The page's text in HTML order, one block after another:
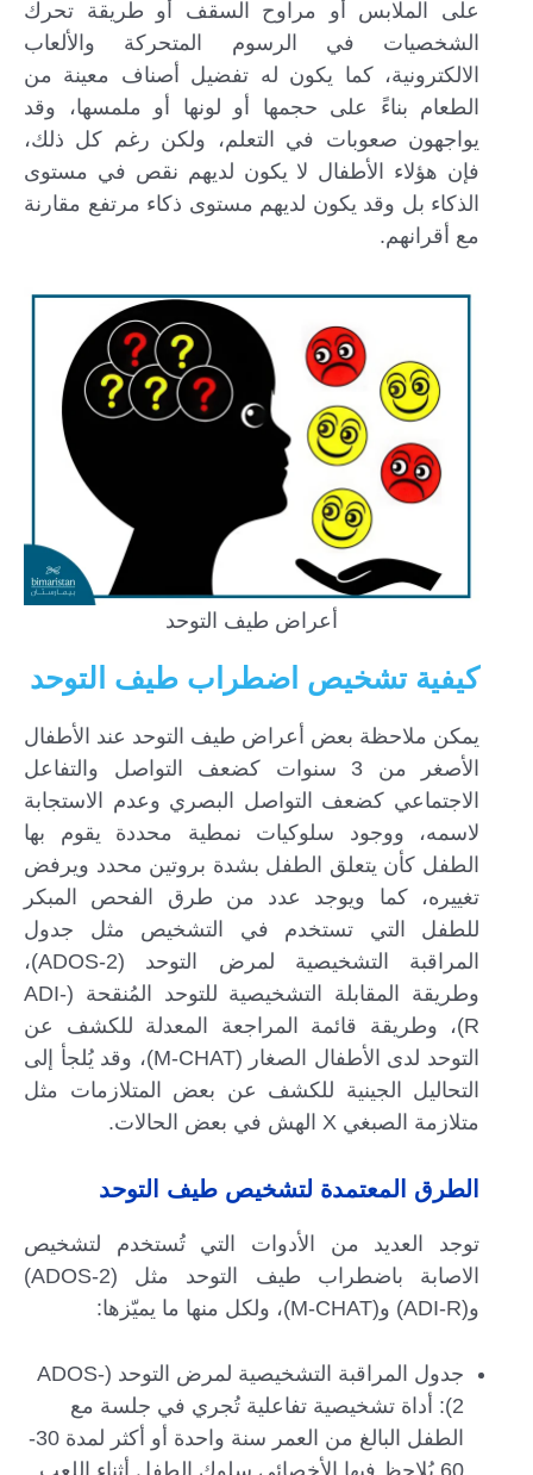
على الملابس أو مراوح السقف أو طريقة تحرك
الشخصيات في الرسوم المتحركة والألعاب
الالكترونية، كما يكون له تفضيل أصناف معينة من
الطعام بناءً على حجمها أو لونها أو ملمسها، وقد
يواجهون صعوبات في التعلم، ولكن رغم كل ذلك،
فإن هؤلاء الأطفال لا يكون لديهم نقص في مستوى
الذكاء بل وقد يكون لديهم مستوى ذكاء مرتفع مقارنة
مع أقرانهم.
أعراض طيف التوحد
كيفية تشخيص اضطراب طيف التوحد
يمكن ملاحظة بعض أعراض طيف التوحد عند الأطفال
الأصغر من 3 سنوات كضعف التواصل والتفاعل
الاجتماعي كضعف التواصل البصري وعدم الاستجابة
لاسمه، ووجود سلوكيات نمطية محددة يقوم بها
الطفل كأن يتعلق الطفل بشدة بروتين محدد ويرفض
تغييره، كما ويوجد عدد من طرق الفحص المبكر
للطفل التي تستخدم في التشخيص مثل جدول
المراقبة التشخيصية لمرض التوحد (ADOS-2)،
وطريقة المقابلة التشخيصية للتوحد المُنقحة (ADI-
R)، وطريقة قائمة المراجعة المعدلة للكشف عن
التوحد لدى الأطفال الصغار (M-CHAT)، وقد يُلجأ إلى
التحاليل الجينية للكشف عن بعض المتلازمات مثل
متلازمة الصبغي X الهش في بعض الحالات.
الطرق المعتمدة لتشخيص طيف التوحد
توجد العديد من الأدوات التي تُستخدم لتشخيص
الاصابة باضطراب طيف التوحد مثل (ADOS-2)
و(ADI-R) و(M-CHAT)، ولكل منها ما يميّزها:
جدول المراقبة التشخيصية لمرض التوحد (ADOS-
2): أداة تشخيصية تفاعلية تُجري في جلسة مع
الطفل البالغ من العمر سنة واحدة أو أكثر لمدة 30-